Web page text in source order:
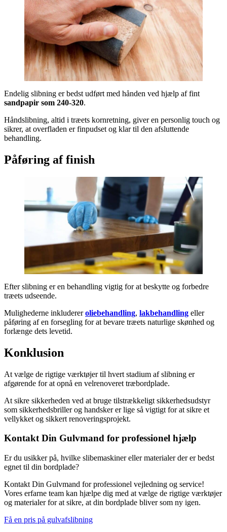
Endelig slibning er bedst udført med hånden ved hjælp af fint
sandpapir som 240-320.
Håndslibning, altid i træets kornretning, giver en personlig touch og
sikrer, at overfladen er finpudset og klar til den afsluttende
behandling.
Påføring af finish
Efter slibning er en behandling vigtig for at beskytte og forbedre
træets udseende.
Mulighederne inkludereroliebehandling, lakbehandling eller
påføring af en forsegling for at bevare træets naturlige skønhed og
forlænge dets levetid.
Konklusion
At vælge de rigtige værktøjer til hvert stadium af slibning er
afgørende for at opnå en velrenoveret træbordplade.
At sikre sikkerheden ved at bruge tilstrækkeligt sikkerhedsudstyr
som sikkerhedsbriller og handsker er lige så vigtigt for at sikre et
vellykket og sikkert renoveringsprojekt.
Kontakt Din Gulvmand for professionel hjælp
Er du usikker på, hvilke slibemaskiner eller materialer der er bedst
egnet til din bordplade?
Kontakt Din Gulvmand for professionel vejledning og service!
Vores erfarne team kan hjælpe dig med at vælge de rigtige værktøjer
og materialer for at sikre, at din bordplade bliver som ny igen.
Få en pris på gulvafslibning